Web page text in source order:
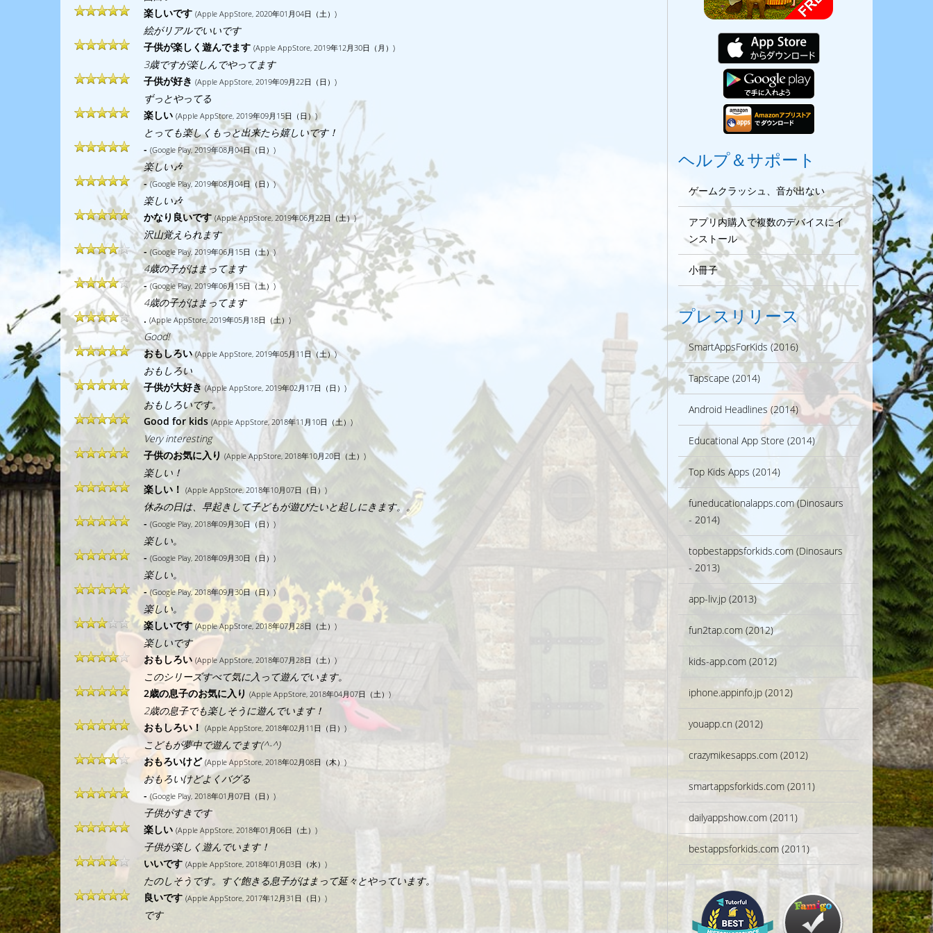
楽しいです (Apple AppStore, 2020年01月04日（土）)
絵がリアルでいいです
子供が楽しく遊んでます (Apple AppStore, 2019年12月30日（月）)
3歳ですが楽しんでやってます
子供が好き (Apple AppStore, 2019年09月22日（日）)
ずっとやってる
楽しい (Apple AppStore, 2019年09月15日（日）)
とっても楽しくもっと出来たら嬉しいです！
- (Google Play, 2019年08月04日（日）)
楽しい🎶
-(Google Play, 2019年08月04日（日）)
楽しい🎶
かなり良いです (Apple AppStore, 2019年06月22日（土）)
沢山覚えられます
-(Google Play, 2019年06月15日（土）)
4歳の子がはまってます
-(Google Play, 2019年06月15日（土）)
4歳の子がはまってます
. (Apple AppStore, 2019年05月18日（土）)
Good!
おもしろい (Apple AppStore, 2019年05月11日（土）)
おもしろい
子供が大好き (Apple AppStore, 2019年02月17日（日）)
おもしろいです。
Good for kids (Apple AppStore, 2018年11月10日（土）)
Very interesting
子供のお気に入り (Apple AppStore, 2018年10月20日（土）)
楽しい！
楽しい！ (Apple AppStore, 2018年10月07日（日）)
休みの日は、早起きして子どもが遊びたいと起しにきます。。
- (Google Play, 2018年09月30日（日）)
楽しい。
- (Google Play, 2018年09月30日（日）)
楽しい。
-(Google Play, 2018年09月30日（日）)
楽しい。
楽しいです (Apple AppStore, 2018年07月28日（土）)
楽しいです
おもしろい (Apple AppStore, 2018年07月28日（土）)
このシリーズすべて気に入って遊んでいます。
2歳の息子のお気に入り (Apple AppStore, 2018年04月07日（土）)
2歳の息子でも楽しそうに遊んでいます！
おもしろい！ (Apple AppStore, 2018年02月11日（日）)
こどもが夢中で遊んでます(^-^)
おもろいけど (Apple AppStore, 2018年02月08日（木）)
おもろいけどよくバグる
- (Google Play, 2018年01月07日（日）)
子供がすきです
楽しい (Apple AppStore, 2018年01月06日（土）)
子供が楽しく遊んでいます！
いいです (Apple AppStore, 2018年01月03日（水）)
たのしそうです。すぐ飽きる息子がはまって延々とやっています。
良いです (Apple AppStore, 2017年12月31日（日）)
です
ヘルプ＆サポート
ゲームクラッシュ、音が出ない
アプリ内購入で複数のデバイスにイ
ンストール
小冊子
プレスリリース
SmartAppsForKids (2016)
Tapscape (2014)
Android Headlines (2014)
Educational App Store (2014)
Top Kids Apps (2014)
funeducationalapps.com (Dinosaurs
- 2014)
topbestappsforkids.com (Dinosaurs
- 2013)
app-liv.jp (2013)
fun2tap.com (2012)
kids-app.com (2012)
iphone.appinfo.jp (2012)
youapp.cn (2012)
crazymikesapps.com (2012)
smartappsforkids.com (2011)
dailyappshow.com (2011)
bestappsforkids.com (2011)